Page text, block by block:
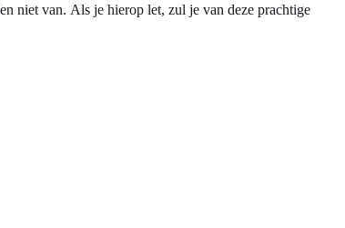
niet van. Als je hierop let, zul je van deze prachtige